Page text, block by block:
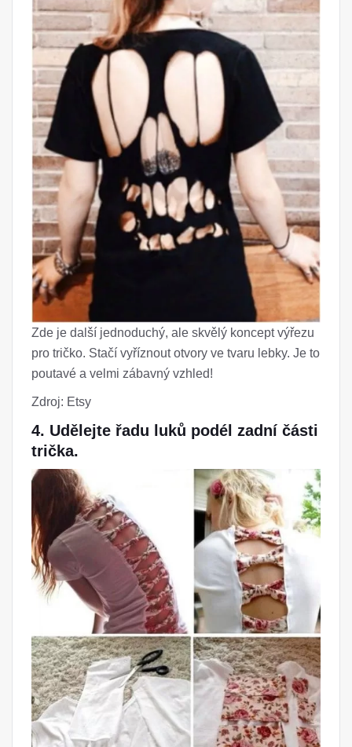
Zde je další jednoduchý, ale skvělý koncept výřezu
pro tričko. Stačí vyříznout otvory ve tvaru lebky. Je to
poutavé a velmi zábavný vzhled!
Zdroj: Etsy
4. Udělejte řadu luků podél zadní části
trička.